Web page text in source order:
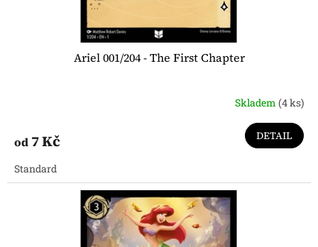
Ariel 001/204 - The First Chapter
Skladem (4 ks)
od 7 Kč DETAIL
Standard